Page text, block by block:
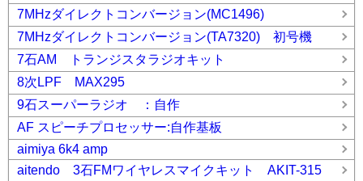
7MHzダイレクトコンバージョン(MC1496)
7MHzダイレクトコンバージョン(TA7320) 初号機
7石AM トランジスタラジオキット
8次LPF MAX295
9石スーパーラジオ ：自作
AF スピーチプロセッサー:自作基板
aimiya 6k4 amp
aitendo 3石FMワイヤレスマイクキット AKIT-315